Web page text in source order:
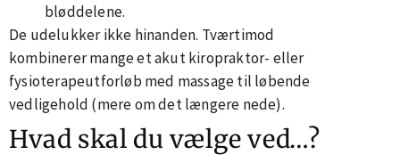
bløddelene.
De udelukker ikke hinanden. Tværtimod
kombinerer mange et akut kiropraktor- eller
fysioterapeutforløb med massage til løbende
vedligehold (mere om det længere nede).
Hvad skal du vælge ved…?